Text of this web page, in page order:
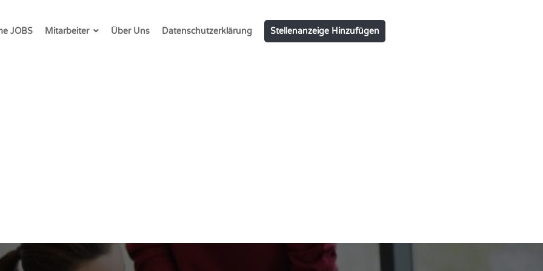
JOBS Mitarbeiter Über Uns Datenschutzerklärung Stellenanzeige Hinzufügen